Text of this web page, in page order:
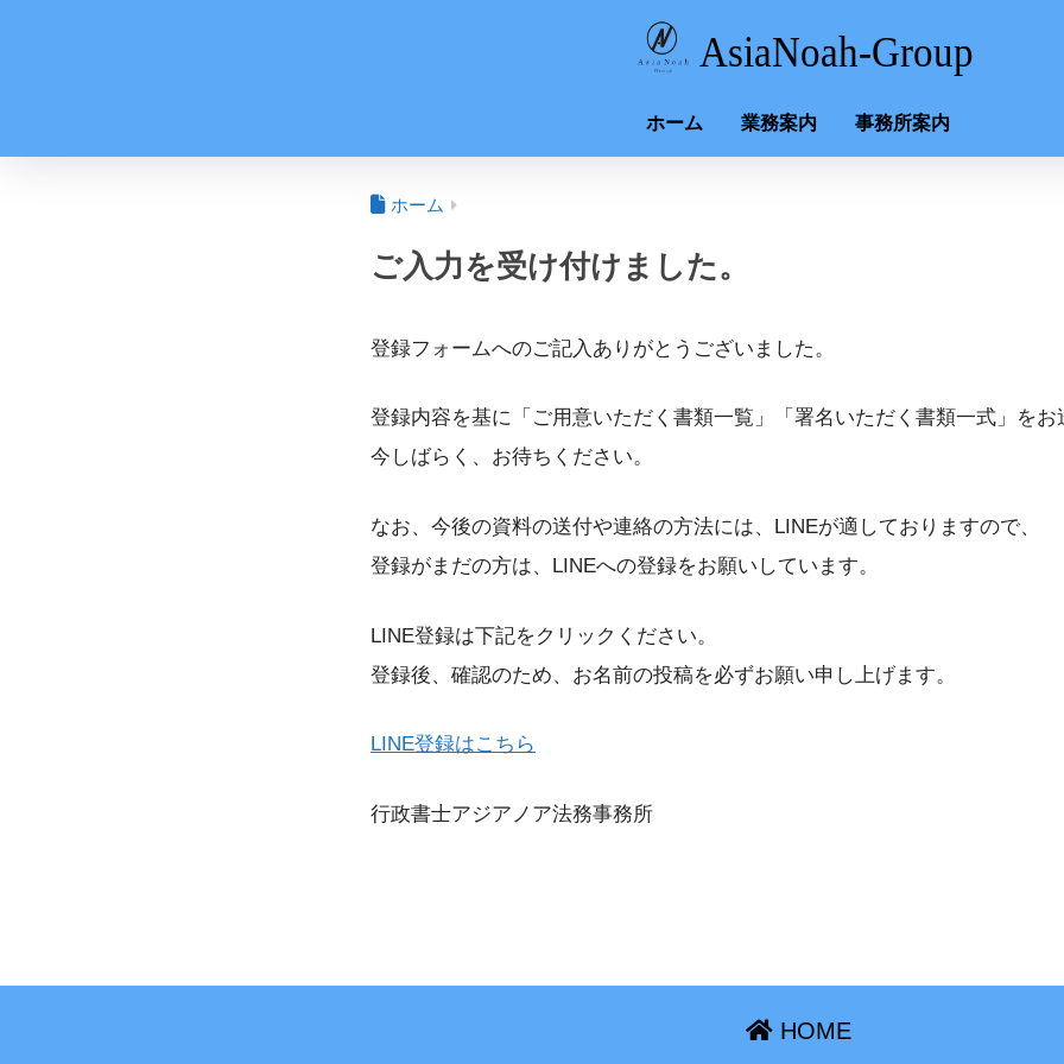
ホーム 業務案内 事務所案内
ホーム
ご入力を受け付けました。
登録フォームへのご記入ありがとうございました。
登録内容を基に「ご用意いただく書類一覧」「署名いただく書類一式」をお
今しばらく、お待ちください。
なお、今後の資料の送付や連絡の方法には、LINEが適しておりますので、
登録がまだの方は、LINEへの登録をお願いしています。
LINE登録は下記をクリックください。
登録後、確認のため、お名前の投稿を必ずお願い申し上げます。
LINE登録はこちら
行政書士アジアノア法務事務所
HOME